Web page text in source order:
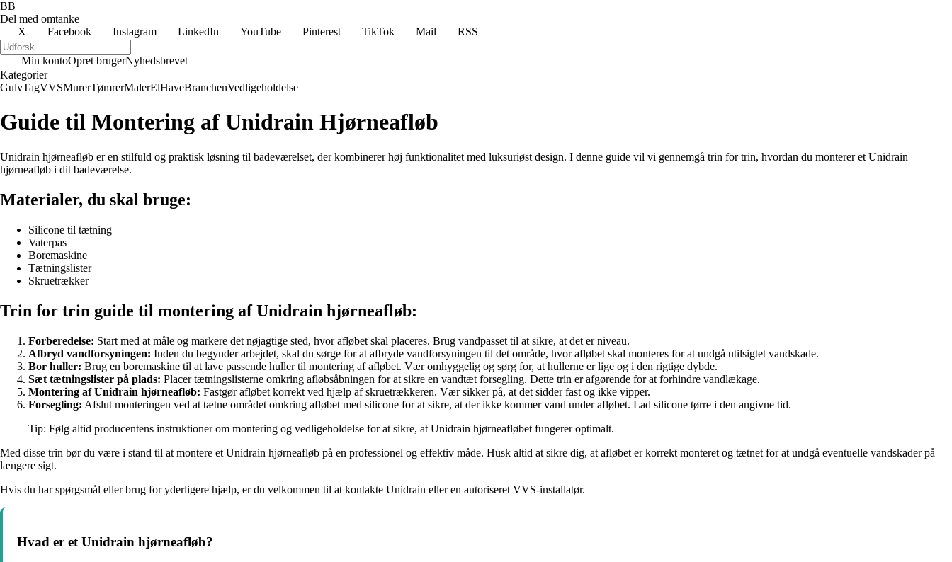
BB
Del med omtanke
X
Facebook Instagram LinkedIn YouTube Pinterest TikTok Mail RSS
Min kontoOpret brugerNyhedsbrevet
Kategorier
GulvTagVVSMurerTømrerMalerElHaveBranchenVedligeholdelse
Guide til Montering af Unidrain Hjørneafløb
Unidrain hjørneafløb er en stilfuld og praktisk løsning til badeværelset, der kombinerer høj funktionalitet med luksuriøst design. I denne guide vil vi gennemgå trin for trin, hvordan du monterer et Unidrain
hjørneafløb i dit badeværelse.
Materialer, du skal bruge:
Silicone til tætning
Vaterpas
Boremaskine
Tætningslister
Skruetrækker
Trin for trin guide til montering af Unidrain hjørneafløb:
Forberedelse: Start med at måle og markere det nøjagtige sted, hvor afløbet skal placeres. Brug vandpasset til at sikre, at det er niveau.
Afbryd vandforsyningen: Inden du begynder arbejdet, skal du sørge for at afbryde vandforsyningen til det område, hvor afløbet skal monteres for at undgå utilsigtet vandskade.
Bor huller: Brug en boremaskine til at lave passende huller til montering af afløbet. Vær omhyggelig og sørg for, at hullerne er lige og i den rigtige dybde.
Sæt tætningslister på plads: Placer tætningslisterne omkring afløbsåbningen for at sikre en vandtæt forsegling. Dette trin er afgørende for at forhindre vandlækage.
Montering af Unidrain hjørneafløb: Fastgør afløbet korrekt ved hjælp af skruetrækkeren. Vær sikker på, at det sidder fast og ikke vipper.
Forsegling: Afslut monteringen ved at tætne området omkring afløbet med silicone for at sikre, at der ikke kommer vand under afløbet. Lad silicone tørre i den angivne tid.
Tip: Følg altid producentens instruktioner om montering og vedligeholdelse for at sikre, at Unidrain hjørneafløbet fungerer optimalt.
Med disse trin bør du være i stand til at montere et Unidrain hjørneafløb på en professionel og effektiv måde. Husk altid at sikre dig, at afløbet er korrekt monteret og tætnet for at undgå eventuelle vandskader på
længere sigt.
Hvis du har spørgsmål eller brug for yderligere hjælp, er du velkommen til at kontakte Unidrain eller en autoriseret VVS-installatør.
Hvad er et Unidrain hjørneafløb?